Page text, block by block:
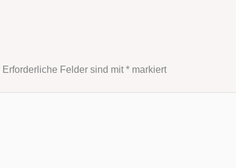
Erforderliche Felder sind mit *markiert